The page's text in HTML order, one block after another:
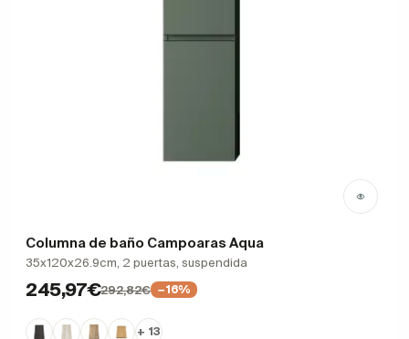
Columna de baño Campoaras Aqua
35x120x26.9cm, 2 puertas, suspendida
245,97€292,82€ −16%
+ 13